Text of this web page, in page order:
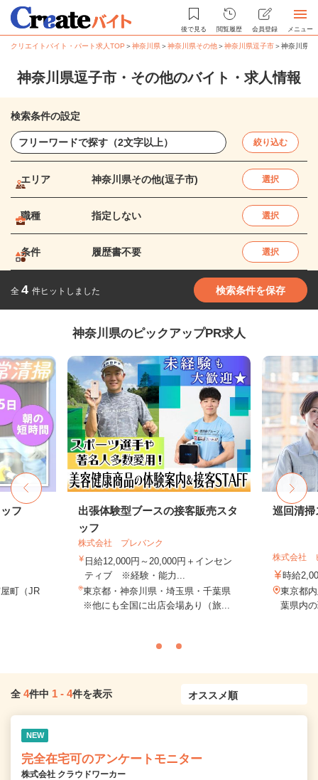
後で見る 閲覧履歴 会員登録 メニュー
クリエイトバイト・パート求人TOP ＞神奈川県＞神奈川県その他＞神奈川県逗子市＞神奈川県
神奈川県逗子市・その他のバイト・求人情報
検索条件の設定
絞り込む
エリア 神奈川県その他(逗子市) 選択
職種 指定しない 選択
条件 履歴書不要 選択
全 4 件ヒットしました 検索条件を保存
神奈川県のピックアップPR求人
フ
町（JR
出張体験型ブースの接客販売スタ
ッフ
株式会社 プレバンク
日給12,000円～20,000円＋インセン
ティブ ※経験・能力...
東京都・神奈川県・埼玉県・千葉県
※他にも全国に出店会場あり（旅...
巡回清掃
株式会社
時給
東京都
葉県内
全 4件中 1 - 4件を表示
NEW
完全在宅可のアンケートモニター
株式会社 クラウドワーカー